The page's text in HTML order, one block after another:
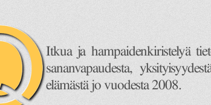
jo vuodesta 2008.